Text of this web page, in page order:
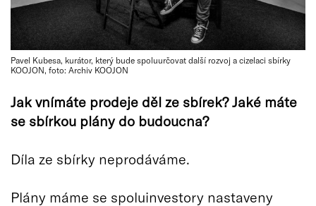
Pavel Kubesa, kurátor, který bude spoluurčovat další rozvoj a cizelaci sbírky
KOOJON, foto: Archiv KOOJON
Jak vnímáte prodeje děl ze sbírek? Jaké máte
se sbírkou plány do budoucna?
Díla ze sbírky neprodáváme.
Plány máme se spoluinvestory nastaveny